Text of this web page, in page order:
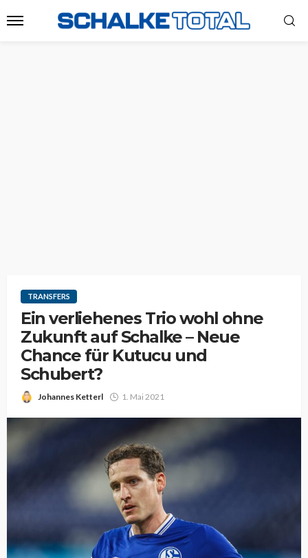
TRANSFERS
Ein verliehenes Trio wohl ohne
Zukunft auf Schalke – Neue
Chance für Kutucu und
Schubert?
Johannes Ketterl 1. Mai 2021